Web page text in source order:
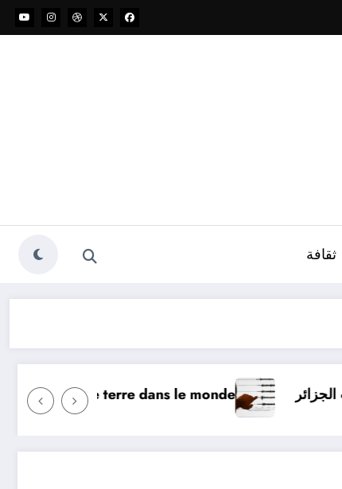
ثقافة
Surveillance des tremblements de terre dans le